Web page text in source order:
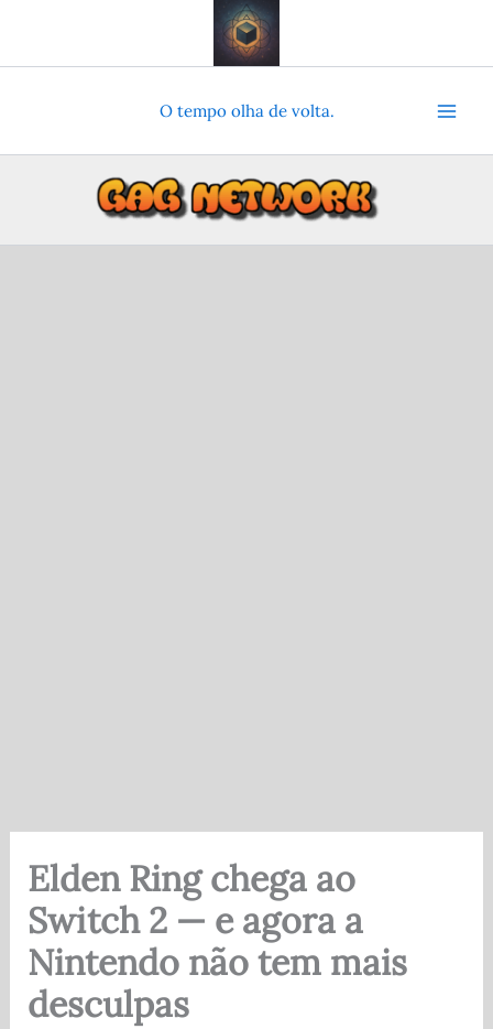
o
O tempo olha de volta.
Elden Ring chega ao
Switch 2 — e agora a
Nintendo não tem mais
desculpas